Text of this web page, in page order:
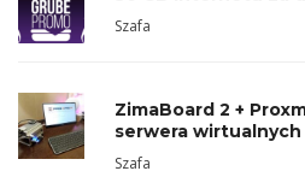
Szafa
ZimaBoard 2 +
serwera wirtualnych
Szafa